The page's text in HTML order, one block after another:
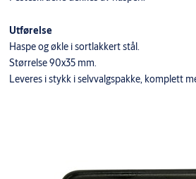
Utførelse
Haspe og økle i sortlakkert stål.
Størrelse 90x35 mm.
Leveres i stykk i selvvalgspakke, komplett